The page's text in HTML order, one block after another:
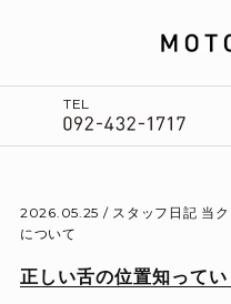
TEL
2026.05.25 / スタッフ日記 当
について
正しい舌の位置知ってい